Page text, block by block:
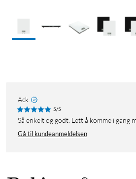
Ack
5/5
Så enkelt og godt. Lett å komme i gang
Gå til kundeanmeldelsen